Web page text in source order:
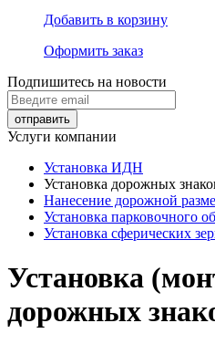
Добавить в корзину
Оформить заказ
Подпишитесь на новости
Услуги компании
Установка ИДН
Установка дорожных
Нанесение дорожной
Установка парковочного
Установка сферических
Установка
дорожных